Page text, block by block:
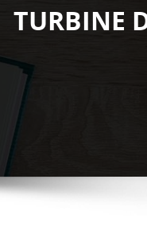
TURBINE